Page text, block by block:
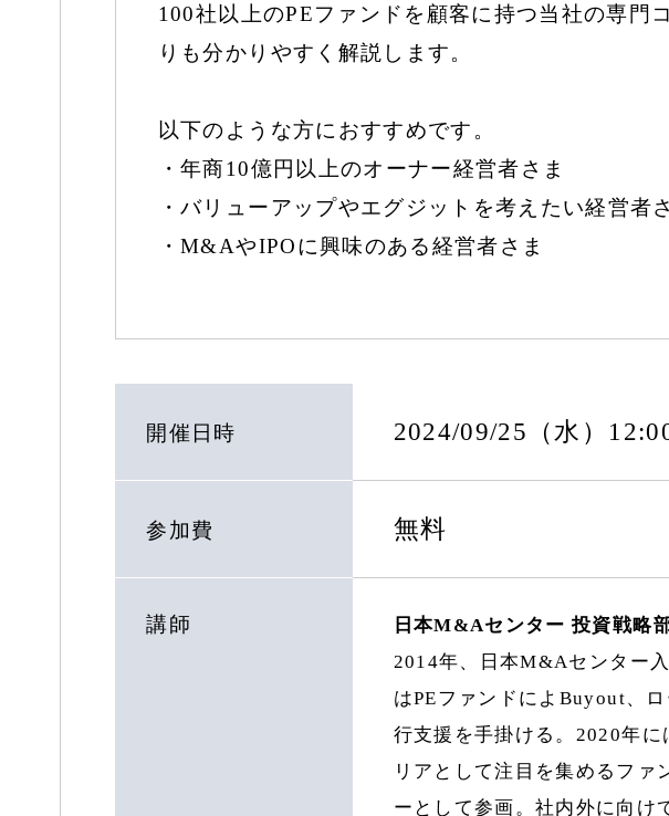
100社以上のPEファンドを顧客に持つ当社の専門
りも分かりやすく解説します。
以下のような方におすすめです。
・年商10億円以上のオーナー経営者さま
・バリューアップやエグジットを考えたい経営者
・M&AやIPOに興味のある経営者さま
開催日時 2024/09/25（水）
参加費 無料
講師
日本M&Aセンター 投資戦略
2014年、日本M&Aセンター
はPEファンドによBuyout、
行支援を手掛ける。2020年
リアとして注目を集めるファ
ーとして参画。社内外に向け